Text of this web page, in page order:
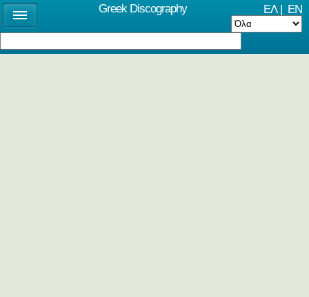
ΕΛ| EN
Greek Discography